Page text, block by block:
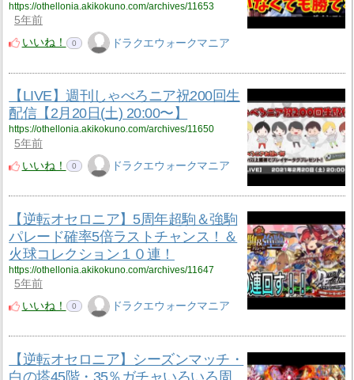
https://othellonia.akikokuno.com/archives/11653
5年前
いいね！
0 ドラクエウォークマニア
【LIVE】週刊しゃべろニア祝200回生
配信【2月20日(土) 20:00〜】
https://othellonia.akikokuno.com/archives/11650
5年前
いいね！
0 ドラクエウォークマニア
【逆転オセロニア】5周年超駒＆強駒
パレード確率5倍ラストチャンス！＆
火球コレクション１０連！
https://othellonia.akikokuno.com/archives/11647
5年前
いいね！
0 ドラクエウォークマニア
【逆転オセロニア】シーズンマッチ・